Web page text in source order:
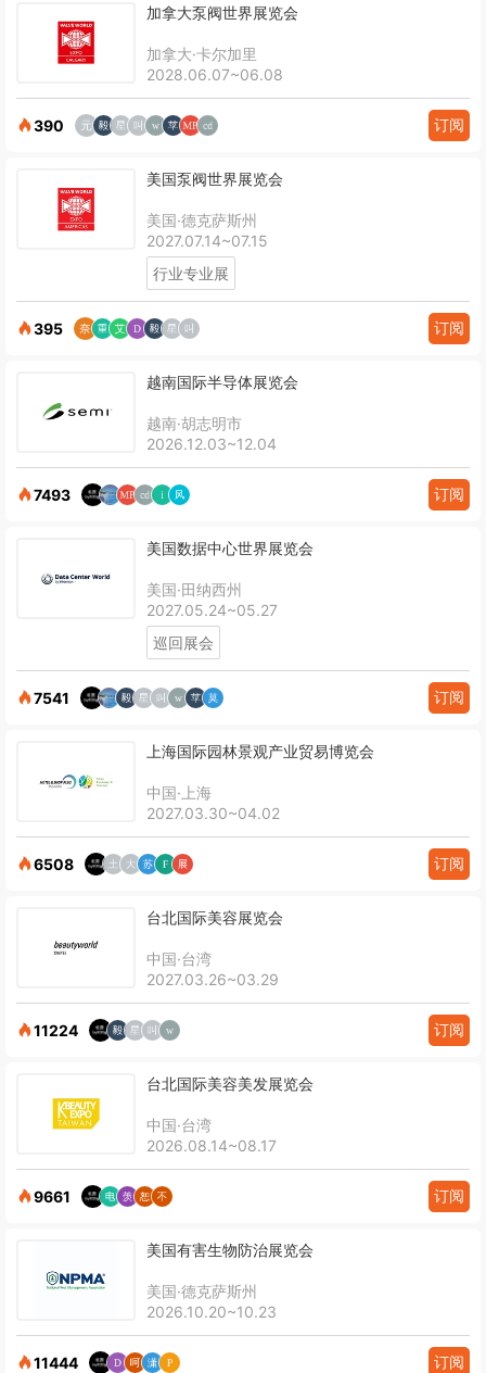
加拿大泵阀世界展览会
加拿大·卡尔加里
2028.06.07~06.08
390 订阅
美国泵阀世界展览会
美国·德克萨斯州
2027.07.14~07.15
行业专业展
395 订阅
越南国际半导体展览会
越南·胡志明市
2026.12.03~12.04
7493 订阅
美国数据中心世界展览会
美国·田纳西州
2027.05.24~05.27
巡回展会
7541 订阅
上海国际园林景观产业贸易博览会
中国·上海
2027.03.30~04.02
6508 订阅
台北国际美容展览会
中国·台湾
2027.03.26~03.29
11224 订阅
台北国际美容美发展览会
中国·台湾
2026.08.14~08.17
9661 订阅
美国有害生物防治展览会
美国·德克萨斯州
2026.10.20~10.23
11444 订阅